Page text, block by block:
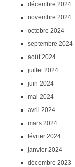
décembre 2024
novembre 2024
octobre 2024
septembre 2024
août 2024
juillet 2024
juin 2024
mai 2024
avril 2024
mars 2024
février 2024
janvier 2024
décembre 2023